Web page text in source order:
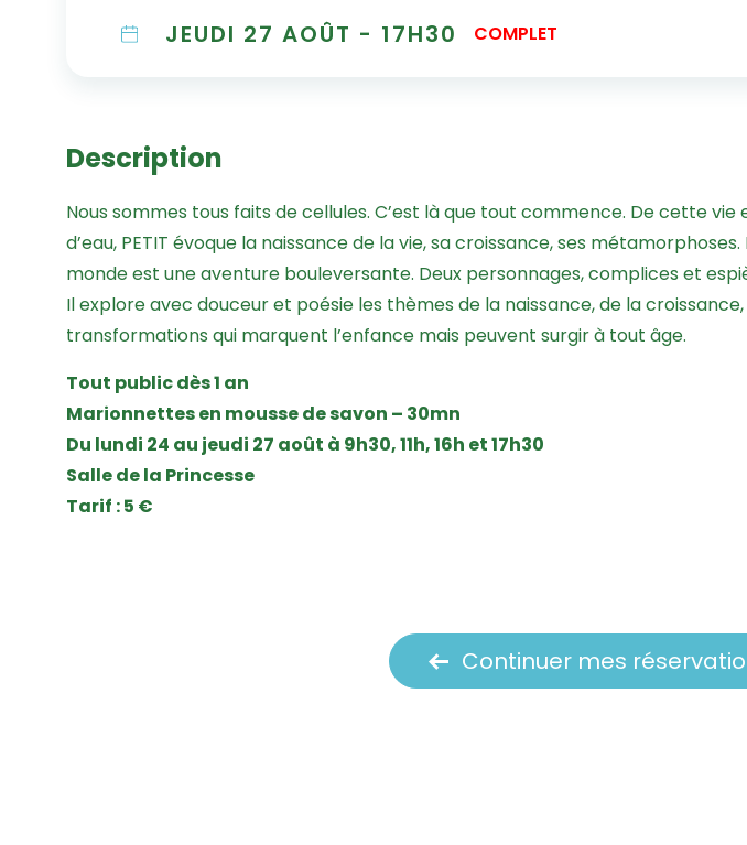
JEUDI 27 AOÛT - 17H30 COMPLET
Description
Nous sommes tous faits de cellules. C’est là que tout commence. De cette
d’eau, PETIT évoque la naissance de la vie, sa croissance, ses
monde est une aventure bouleversante. Deux personnages, complices et
Il explore avec douceur et poésie les thèmes de la naissance, de la
transformations qui marquent l’enfance mais peuvent surgir à tout âge.
Tout public dès 1 an
Marionnettes en mousse de savon – 30mn
Du lundi 24 au jeudi 27 août à 9h30, 11h, 16h et 17h30
Salle de la Princesse
Tarif : 5 €
Continuer mes